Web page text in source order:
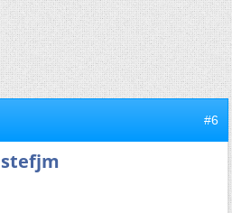
#6
stefjm